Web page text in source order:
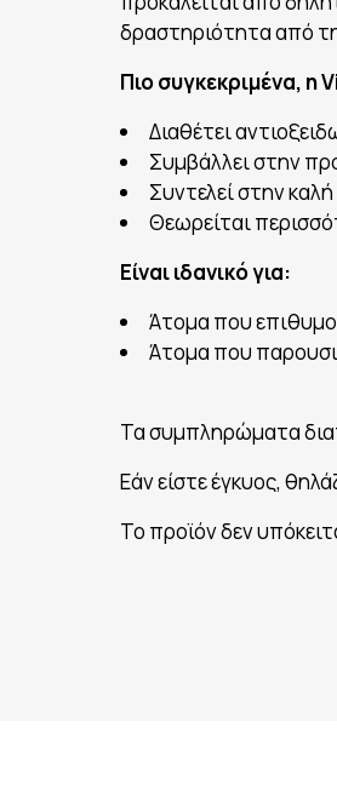
δραστηριότητα από
Πιο συγκεκριμένα,
Διαθέτει
Συμβάλλει στην
Συντελεί στην
Θεωρείται
Είναι ιδανικό για:
Άτομα που
Άτομα που
Τα συμπληρώματα
Εάν είστε έγκυος,
Το προϊόν δεν